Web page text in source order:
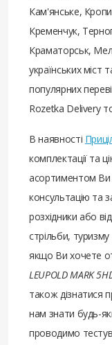
Кам'янське,
Кременчук,
Краматорськ,
українських міст
популярних
Rozetka Delivery
В наявності
комплектації та
асортиментом
консультацію та
розхідники або
стрільби,
якщо Ви хочете
LEUPOLD MARK
також дізнатися
нам знати будь-
проводимо